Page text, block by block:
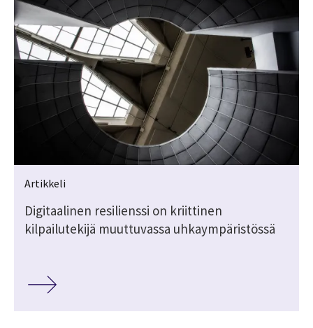
Artikkeli
Digitaalinen resilienssi on kriittinen
kilpailutekijä muuttuvassa uhkaympäristössä